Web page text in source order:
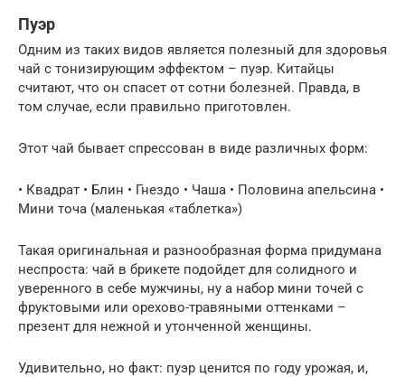
Пуэр
Одним из таких видов является полезный для здоровья
чай с тонизирующим эффектом – пуэр. Китайцы
считают, что он спасет от сотни болезней. Правда, в
том случае, если правильно приготовлен.
Этот чай бывает спрессован в виде различных форм:
• Квадрат • Блин • Гнездо • Чаша • Половина апельсина •
Мини точа (маленькая «таблетка»)
Такая оригинальная и разнообразная форма придумана
неспроста: чай в брикете подойдет для солидного и
уверенного в себе мужчины, ну а набор мини точей с
фруктовыми или орехово-травяными оттенками –
презент для нежной и утонченной женщины.
Удивительно, но факт: пуэр ценится по году урожая, и,